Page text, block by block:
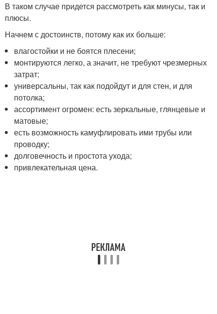
В таком случае придется рассмотреть как минусы, так и
плюсы.
Начнем с достоинств, потому как их больше:
влагостойки и не боятся плесени;
монтируются легко, а значит, не требуют чрезмерных
затрат;
универсальны, так как подойдут и для стен, и для
потолка;
ассортимент огромен: есть зеркальные, глянцевые и
матовые;
есть возможность камуфлировать ими трубы или
проводку;
долговечность и простота ухода;
привлекательная цена.